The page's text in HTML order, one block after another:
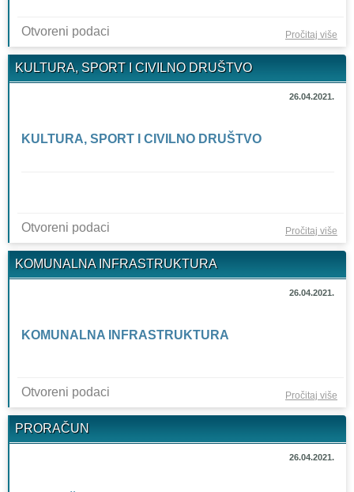
Otvoreni podaci Pročitaj više
KULTURA, SPORT I CIVILNO DRUŠTVO
26.04.2021.
KULTURA, SPORT I CIVILNO DRUŠTVO
Otvoreni podaci Pročitaj više
KOMUNALNA INFRASTRUKTURA
26.04.2021.
KOMUNALNA INFRASTRUKTURA
Otvoreni podaci Pročitaj više
PRORAČUN
26.04.2021.